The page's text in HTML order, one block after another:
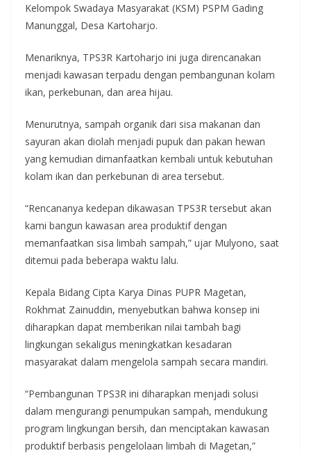
Kelompok Swadaya Masyarakat (KSM) PSPM Gading
Manunggal, Desa Kartoharjo.
Menariknya, TPS3R Kartoharjo ini juga direncanakan
menjadi kawasan terpadu dengan pembangunan kolam
ikan, perkebunan, dan area hijau.
Menurutnya, sampah organik dari sisa makanan dan
sayuran akan diolah menjadi pupuk dan pakan hewan
yang kemudian dimanfaatkan kembali untuk kebutuhan
kolam ikan dan perkebunan di area tersebut.
“Rencananya kedepan dikawasan TPS3R tersebut akan
kami bangun kawasan area produktif dengan
memanfaatkan sisa limbah sampah,” ujar Mulyono, saat
ditemui pada beberapa waktu lalu.
Kepala Bidang Cipta Karya Dinas PUPR Magetan,
Rokhmat Zainuddin, menyebutkan bahwa konsep ini
diharapkan dapat memberikan nilai tambah bagi
lingkungan sekaligus meningkatkan kesadaran
masyarakat dalam mengelola sampah secara mandiri.
“Pembangunan TPS3R ini diharapkan menjadi solusi
dalam mengurangi penumpukan sampah, mendukung
program lingkungan bersih, dan menciptakan kawasan
produktif berbasis pengelolaan limbah di Magetan,”